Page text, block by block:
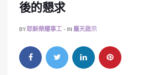
後的懇求
BY耶穌榮耀事工 IN 屬天啟示